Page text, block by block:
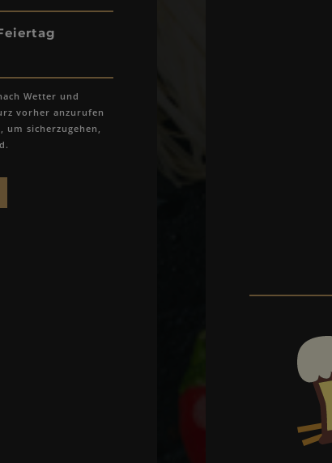
Wetter und
vorher anzurufen
sicherzugehen,